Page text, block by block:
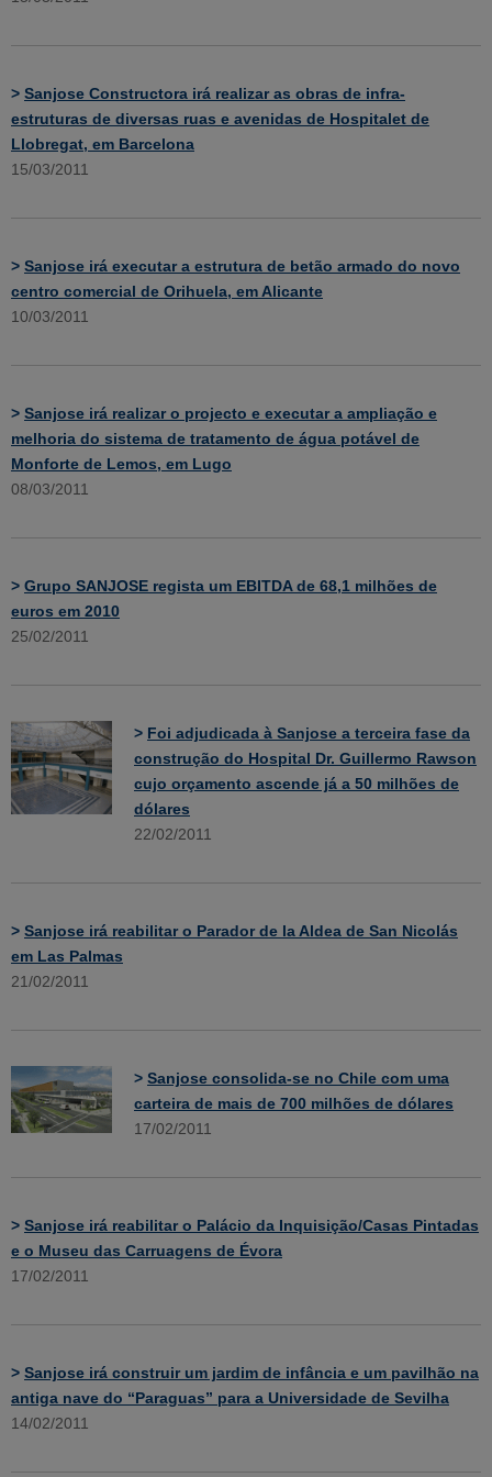
> Sanjose Constructora irá realizar as obras de infra-
estruturas de diversas ruas e avenidas de Hospitalet de
Llobregat, em Barcelona
15/03/2011
> Sanjose irá executar a estrutura de betão armado do novo
centro comercial de Orihuela, em Alicante
10/03/2011
> Sanjose irá realizar o projecto e executar a ampliação e
melhoria do sistema de tratamento de água potável de
Monforte de Lemos, em Lugo
08/03/2011
> Grupo SANJOSE regista um EBITDA de 68,1 milhões de
euros em 2010
25/02/2011
> Foi adjudicada à Sanjose a terceira fase da
construção do Hospital Dr. Guillermo Rawson
cujo orçamento ascende já a 50 milhões de
dólares
22/02/2011
> Sanjose irá reabilitar o Parador de la Aldea de San Nicolás
em Las Palmas
21/02/2011
> Sanjose consolida-se no Chile com uma
carteira de mais de 700 milhões de dólares
17/02/2011
> Sanjose irá reabilitar o Palácio da Inquisição/Casas Pintadas
e o Museu das Carruagens de Évora
17/02/2011
> Sanjose irá construir um jardim de infância e um pavilhão na
antiga nave do “Paraguas” para a Universidade de Sevilha
14/02/2011